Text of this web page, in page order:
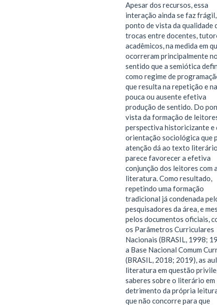
Apesar dos recursos, essa
interação ainda se faz
ponto de vista da qualidade
trocas entre docentes,
acadêmicos, na medida em
ocorreram principalmente
sentido que a semiótica
como regime de
que resulta na repetição e na
pouca ou ausente efetiva
produção de sentido. Do
vista da formação de
perspectiva historicizante e
orientação sociológica que
atenção dá ao texto
parece favorecer a efetiva
conjunção dos leitores com
literatura. Como resultado,
repetindo uma formação
tradicional já condenada
pesquisadores da área, e
pelos documentos oficiais,
os Parâmetros Curriculares
Nacionais (BRASIL, 1998;
a Base Nacional Comum
(BRASIL, 2018; 2019), as
literatura em questão
saberes sobre o literário em
detrimento da própria
que não concorre para que